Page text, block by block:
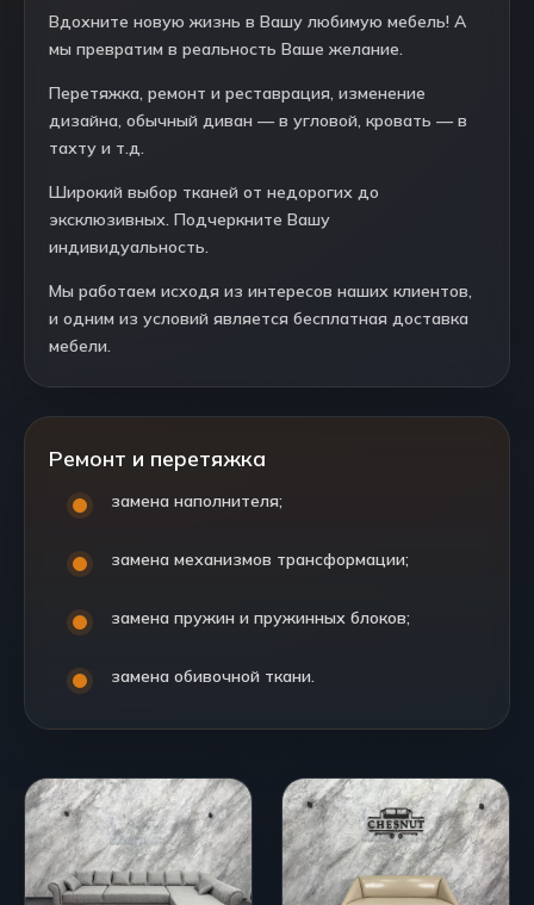
Вдохните новую жизнь в Вашу любимую мебель! А
мы превратим в реальность Ваше желание.
Перетяжка, ремонт и реставрация, изменение
дизайна, обычный диван — в угловой, кровать — в
тахту и т.д.
Широкий выбор тканей от недорогих до
эксклюзивных. Подчеркните Вашу
индивидуальность.
Мы работаем исходя из интересов наших клиентов,
и одним из условий является бесплатная доставка
мебели.
Ремонт и перетяжка
замена наполнителя;
замена механизмов трансформации;
замена пружин и пружинных блоков;
замена обивочной ткани.